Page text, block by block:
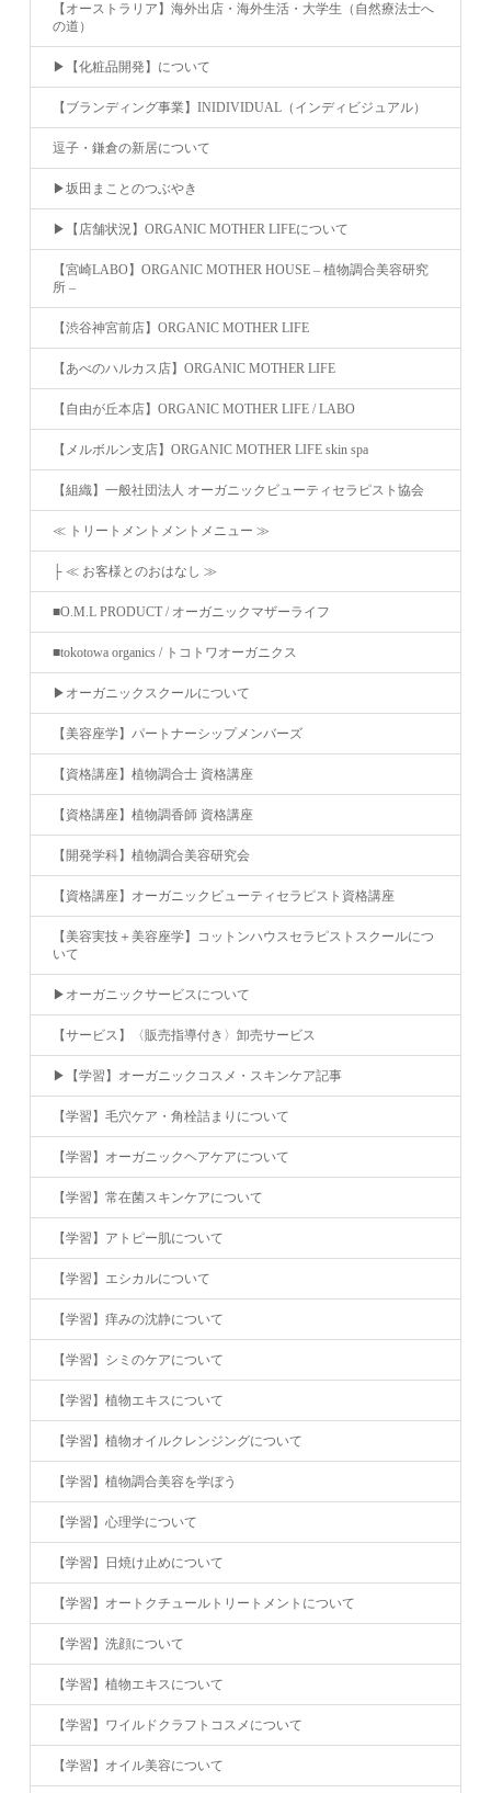
【オーストラリア】海外出店・海外生活・大学生（自然療法士へ
の道）
▶︎【化粧品開発】について
【ブランディング事業】INIDIVIDUAL（インディビジュアル）
逗子・鎌倉の新居について
▶︎坂田まことのつぶやき
▶︎【店舗状況】ORGANIC MOTHER LIFEについて
【宮崎LABO】ORGANIC MOTHER HOUSE – 植物調合美容研究
所 –
【渋谷神宮前店】ORGANIC MOTHER LIFE
【あべのハルカス店】ORGANIC MOTHER LIFE
【自由が丘本店】ORGANIC MOTHER LIFE / LABO
【メルボルン支店】ORGANIC MOTHER LIFE skin spa
【組織】一般社団法人 オーガニックビューティセラピスト協会
≪ トリートメントメントメニュー ≫
├ ≪ お客様とのおはなし ≫
■O.M.L PRODUCT / オーガニックマザーライフ
■tokotowa organics / トコトワオーガニクス
▶︎オーガニックスクールについて
【美容座学】パートナーシップメンバーズ
【資格講座】植物調合士 資格講座
【資格講座】植物調香師 資格講座
【開発学科】植物調合美容研究会
【資格講座】オーガニックビューティセラピスト資格講座
【美容実技＋美容座学】コットンハウスセラピストスクールにつ
いて
▶︎オーガニックサービスについて
【サービス】〈販売指導付き〉卸売サービス
▶︎【学習】オーガニックコスメ・スキンケア記事
【学習】毛穴ケア・角栓詰まりについて
【学習】オーガニックヘアケアについて
【学習】常在菌スキンケアについて
【学習】アトピー肌について
【学習】エシカルについて
【学習】痒みの沈静について
【学習】シミのケアについて
【学習】植物エキスについて
【学習】植物オイルクレンジングについて
【学習】植物調合美容を学ぼう
【学習】心理学について
【学習】日焼け止めについて
【学習】オートクチュールトリートメントについて
【学習】洗顔について
【学習】植物エキスについて
【学習】ワイルドクラフトコスメについて
【学習】オイル美容について